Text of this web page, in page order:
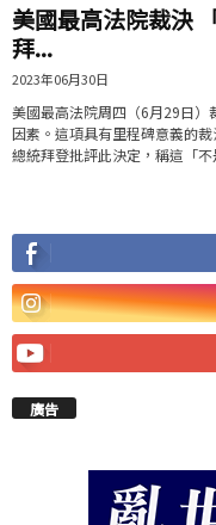
美國最高法院裁決
拜...
2023年06月30日
美國最高法院周四（6月29日）
因素。這項具有里程碑意義的
總統拜登批評此決定，稱這「
廣告